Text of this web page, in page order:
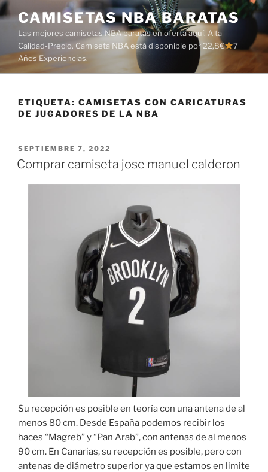
Saltar
al
contenido
CAMISETAS NBA BARATAS
Las mejores camisetas NBA baratas en oferta aquí. Alta
Calidad-Precio. Camiseta NBA está disponible por 22,8€
7
Años Experiencias.
ETIQUETA: CAMISETAS CON CARICATURAS
DE JUGADORES DE LA NBA
PUBLICADO
EL
SEPTIEMBRE 7, 2022
Comprar camiseta jose manuel calderon
Su recepción es posible en teoría con una antena de al
menos 80 cm. Desde España podemos recibir los
haces “Magreb” y “Pan Arab”, con antenas de al menos
90 cm. En Canarias, su recepción es posible, pero con
antenas de diámetro superior ya que estamos en limite